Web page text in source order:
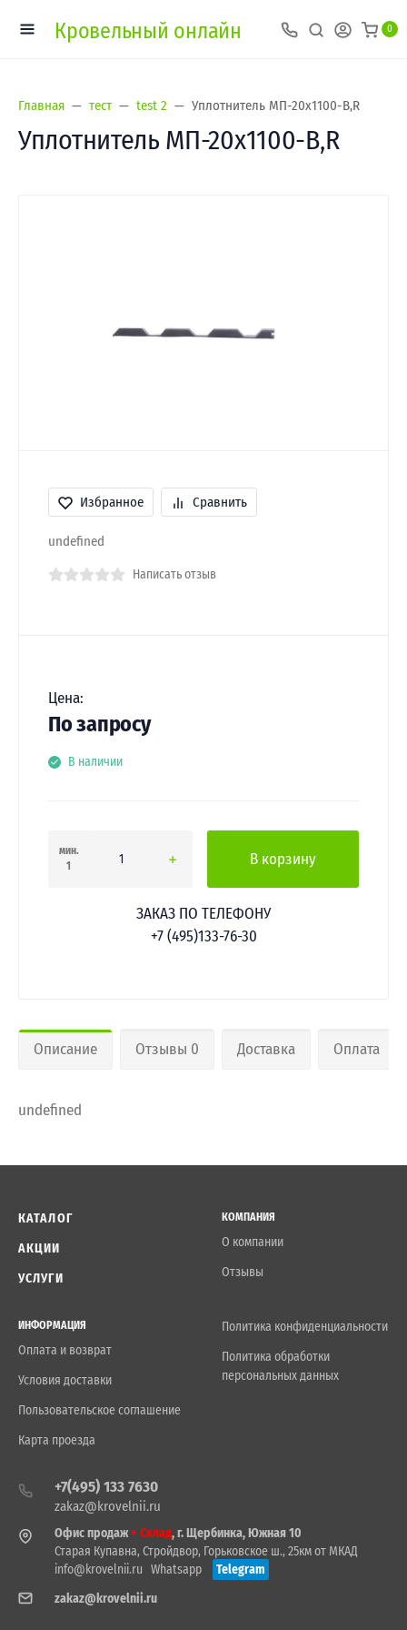
Кровельный онлайн 0
Главная тест test 2 Уплотнитель МП-20х1100-B,R
Уплотнитель МП-20х1100-B,R
Избранное Сравнить
undefined
Написать отзыв
Цена:
По запросу
В наличии
мин.
1
В корзину
ЗАКАЗ ПО ТЕЛЕФОНУ
+7 (495)133-76-30
Описание Отзывы 0 Доставка Оплата
undefined
КАТАЛОГ
АКЦИИ
УСЛУГИ
КОМПАНИЯ
О компании
Отзывы
ИНФОРМАЦИЯ
Оплата и возврат
Условия доставки
Пользовательское соглашение
Карта проезда
Политика конфиденциальности
Политика обработки
персональных данных
+7(495) 133 7630
zakaz@krovelnii.ru
Офис продаж+ Склад, г. Щербинка, Южная 10
Старая Купавна, Стройдвор, Горьковское ш., 25км от МКАД
info@krovelnii.ru Whatsapp
Telegram
zakaz@krovelnii.ru